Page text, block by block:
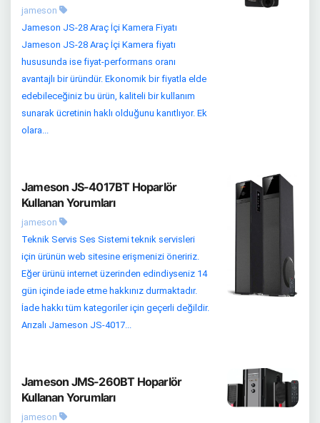
jameson
Jameson JS-28 Araç İçi Kamera Fiyatı
Jameson JS-28 Araç İçi Kamera fiyatı
hususunda ise fiyat-performans oranı
avantajlı bir üründür. Ekonomik bir fiyatla elde
edebileceğiniz bu ürün, kaliteli bir kullanım
sunarak ücretinin haklı olduğunu kanıtlıyor. Ek
olara...
Jameson JS-4017BT Hoparlör
Kullanan Yorumları
jameson
Teknik Servis Ses Sistemi teknik servisleri
için ürünün web sitesine erişmenizi öneririz.
Eğer ürünü internet üzerinden edindiyseniz 14
gün içinde iade etme hakkınız durmaktadır.
İade hakkı tüm kategoriler için geçerli değildir.
Arızalı Jameson JS-4017...
Jameson JMS-260BT Hoparlör
Kullanan Yorumları
jameson